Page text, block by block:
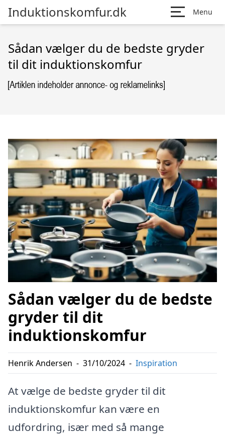
Induktionskomfur.dk Menu
Sådan vælger du de bedste gryder
til dit induktionskomfur
Sådan vælger du de bedste
gryder til dit
induktionskomfur
Henrik Andersen - 31/10/2024 - Inspiration
At vælge de bedste gryder til dit
induktionskomfur kan være en
udfordring, især med så mange